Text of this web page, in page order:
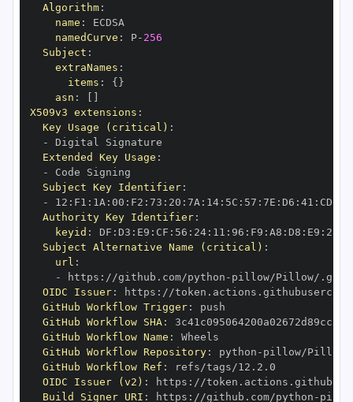
Algorithm:
name :
namedCurve : P- 256
Subject :
extraNames :
items : { }
asn :
X509v3 extensions :
Key Usage (critical) :
-
Extended Key Usage :
-
Subject Key Identifier:
-
12 : F1 : 1A : 00 : F2 : 73 : 20 : 7A : 14: 5C : 57 : 7E : D6 : 41 : CD
Authority Key Identifier:
keyid : DF : D3 : E9 : CF : 56 : 24: 11 : 96 : F9 : A8 : D8 : E9 : 28
Subject Alternative Name (critical) :
url :
-
https : //github.com/python -
OIDC Issuer: https :
GitHub Workflow Trigger:
GitHub Workflow SHA:
GitHub Workflow Name :
GitHub Workflow Repository: python -
GitHub Workflow Ref :
OIDC Issuer (v2) : https :
Build Signer URI : https : //github.com/python -